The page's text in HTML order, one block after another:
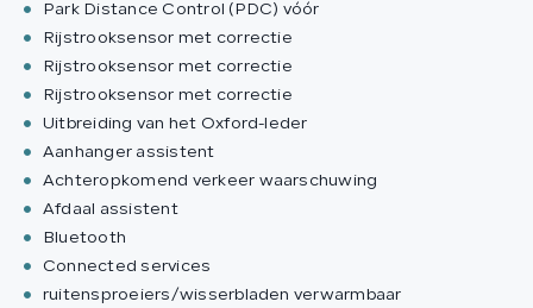
Park Distance Control (PDC) vóór
Rijstrooksensor met correctie
Rijstrooksensor met correctie
Rijstrooksensor met correctie
Uitbreiding van het Oxford-leder
Aanhanger assistent
Achteropkomend verkeer waarschuwing
Afdaal assistent
Bluetooth
Connected services
ruitensproeiers/wisserbladen verwarmbaar